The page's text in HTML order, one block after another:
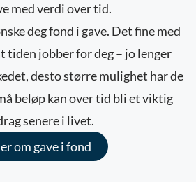
med verdi over tid.
deg fond i gave. Det fine med
tiden jobber for deg – jo lenger
desto større mulighet har de
beløp kan over tid bli et viktig
senere i livet.
om gave i fond